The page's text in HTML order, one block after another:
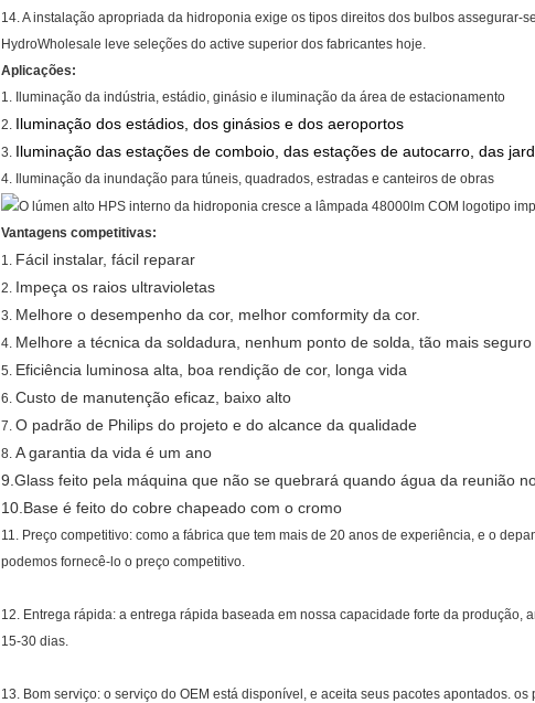
14.A instalação apropriada da hidroponia exige os tipos direitos dos bulbos assegurar-
HydroWholesale leve seleções do active superior dos fabricantes hoje.
Aplicações:
1. Iluminação da indústria, estádio, ginásio e iluminação da área de estacionamento
2. Iluminação dos estádios, dos ginásios e dos aeroportos
3. Iluminação das estações de comboio, das estações de autocarro, das
4. Iluminação da inundação para túneis, quadrados, estradas e canteiros de obras
Vantagens competitivas:
1. Fácil instalar, fácil reparar
2. Impeça os raios ultravioletas
3. Melhore o desempenho da cor, melhor comformity da cor.
4. Melhore a técnica da soldadura, nenhum ponto de solda, tão mais seguro
5. Eficiência luminosa alta, boa rendição de cor, longa vida
6. Custo de manutenção eficaz, baixo alto
7. O padrão de Philips do projeto e do alcance da qualidade
8. A garantia da vida é um ano
9.Glass feito pela máquina que não se quebrará quando água da reunião
10.Base é feito do cobre chapeado com o cromo
11. Preço competitivo: como a fábrica que tem mais de 20 anos de experiência, e o
podemos fornecê-lo o preço competitivo.
12. Entrega rápida: a entrega rápida baseada em nossa capacidade forte da produção,
15-30 dias.
13. Bom serviço: o serviço do OEM está disponível, e aceita seus pacotes apontados.